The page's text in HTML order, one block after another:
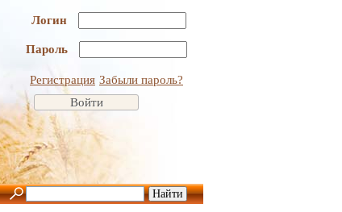
Логин
Пароль
Регистрация Забыли пароль?